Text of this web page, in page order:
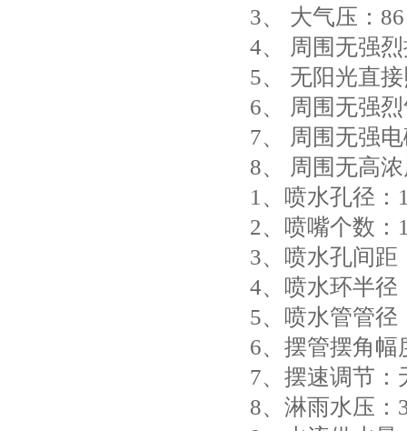
3、 大气压：
4、 周围无强
5、 无阳光直
6、 周围无强
7、 周围无强
8、 周围无高
1、喷水孔径：
2、喷嘴个数：
3、喷水孔间距
4、喷水环半径
5、喷水管管径
6、摆管摆角幅
7、摆速调节：
8、淋雨水压：